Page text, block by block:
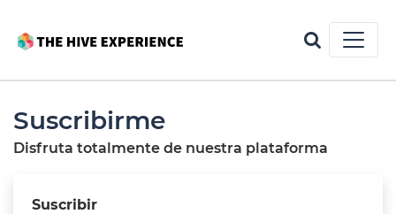
Suscribirme
Disfruta totalmente de nuestra plataforma
Suscribir